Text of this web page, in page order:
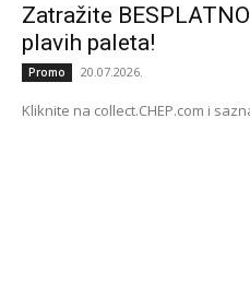
Zatražite
plavih paleta!
Promo 20.07.2026.
Kliknite na collect.CHEP.com i